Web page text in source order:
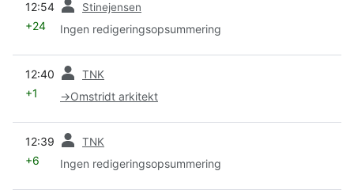
12:54 Stinejensen
+24 Ingen redigeringsopsummering
12:40 TNK
+1 →Omstridt arkitekt
12:39 TNK
+6 Ingen redigeringsopsummering